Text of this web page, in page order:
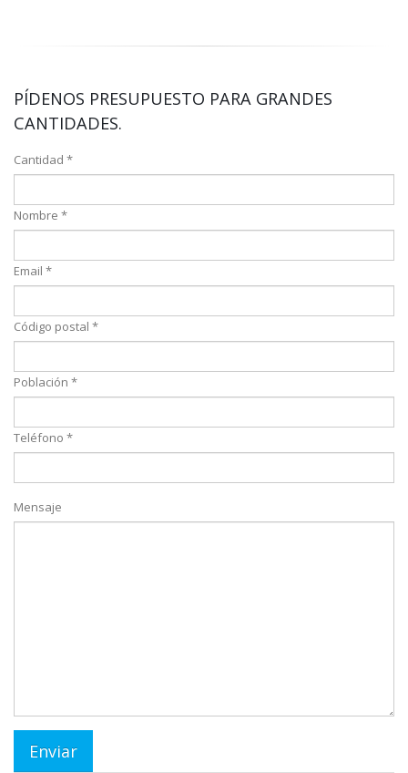
PÍDENOS PRESUPUESTO PARA GRANDES
CANTIDADES.
Cantidad *
Nombre *
Email *
Código postal *
Población *
Teléfono *
Mensaje